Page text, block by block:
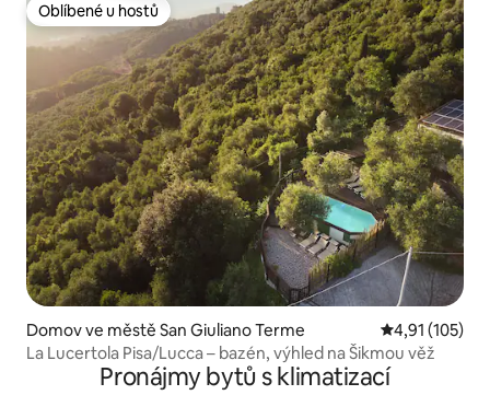
Oblíbené u hostů
Oblíbené u hostů
Domov ve městě San Giuliano Terme Průměrné
4,91 (105)
La Lucertola Pisa/Lucca – bazén, výhled na Šikmou věž
Pronájmy bytů s klimatizací